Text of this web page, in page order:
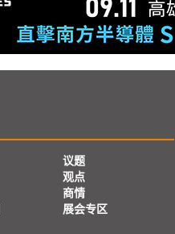
议题
观点
商情
展会专区